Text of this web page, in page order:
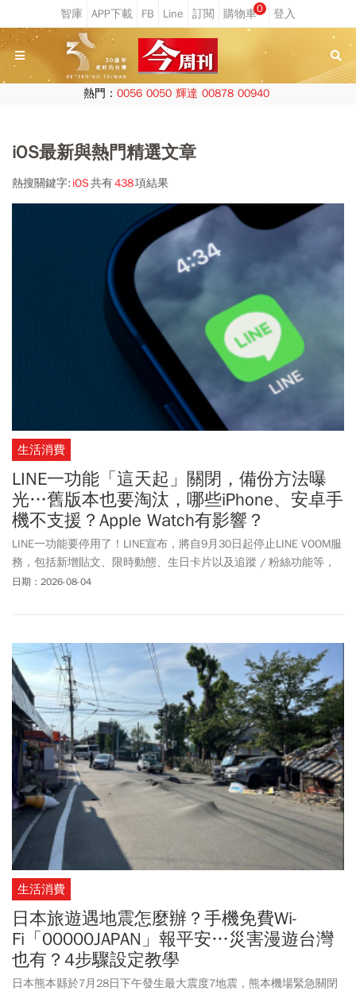
0
熱門： 0056 0050 輝達 00878 00940
iOS最新與熱門精選文章
熱搜關鍵字: iOS共有438項結果
生活消費
LINE一功能「這天起」關閉，備份方法曝
光…舊版本也要淘汰，哪些iPhone、安卓手
機不支援？Apple Watch有影響？
LINE一功能要停用了！LINE宣布，將自9月30日起停止LINE VOOM服
務，包括新增貼文、限時動態、生日卡片以及追蹤 / 粉絲功能等，
終止服務後，用戶將無法查看過往所發布的所有貼文內容。官方提
14.6.3版本，或是安卓手機、裝置等未滿14.4.6版本，將停止提供支
援服務，意即iPhone 6、iPhone 6 Plus等更舊機型皆無法繼續使用
LINE應用程式。
日期：2026-08-04
生活消費
日本旅遊遇地震怎麼辦？手機免費Wi-
Fi「00000JAPAN」報平安…災害漫遊台灣
也有？4步驟設定教學
日本熊本縣於7月28日下午發生最大震度7地震，熊本機場緊急關閉